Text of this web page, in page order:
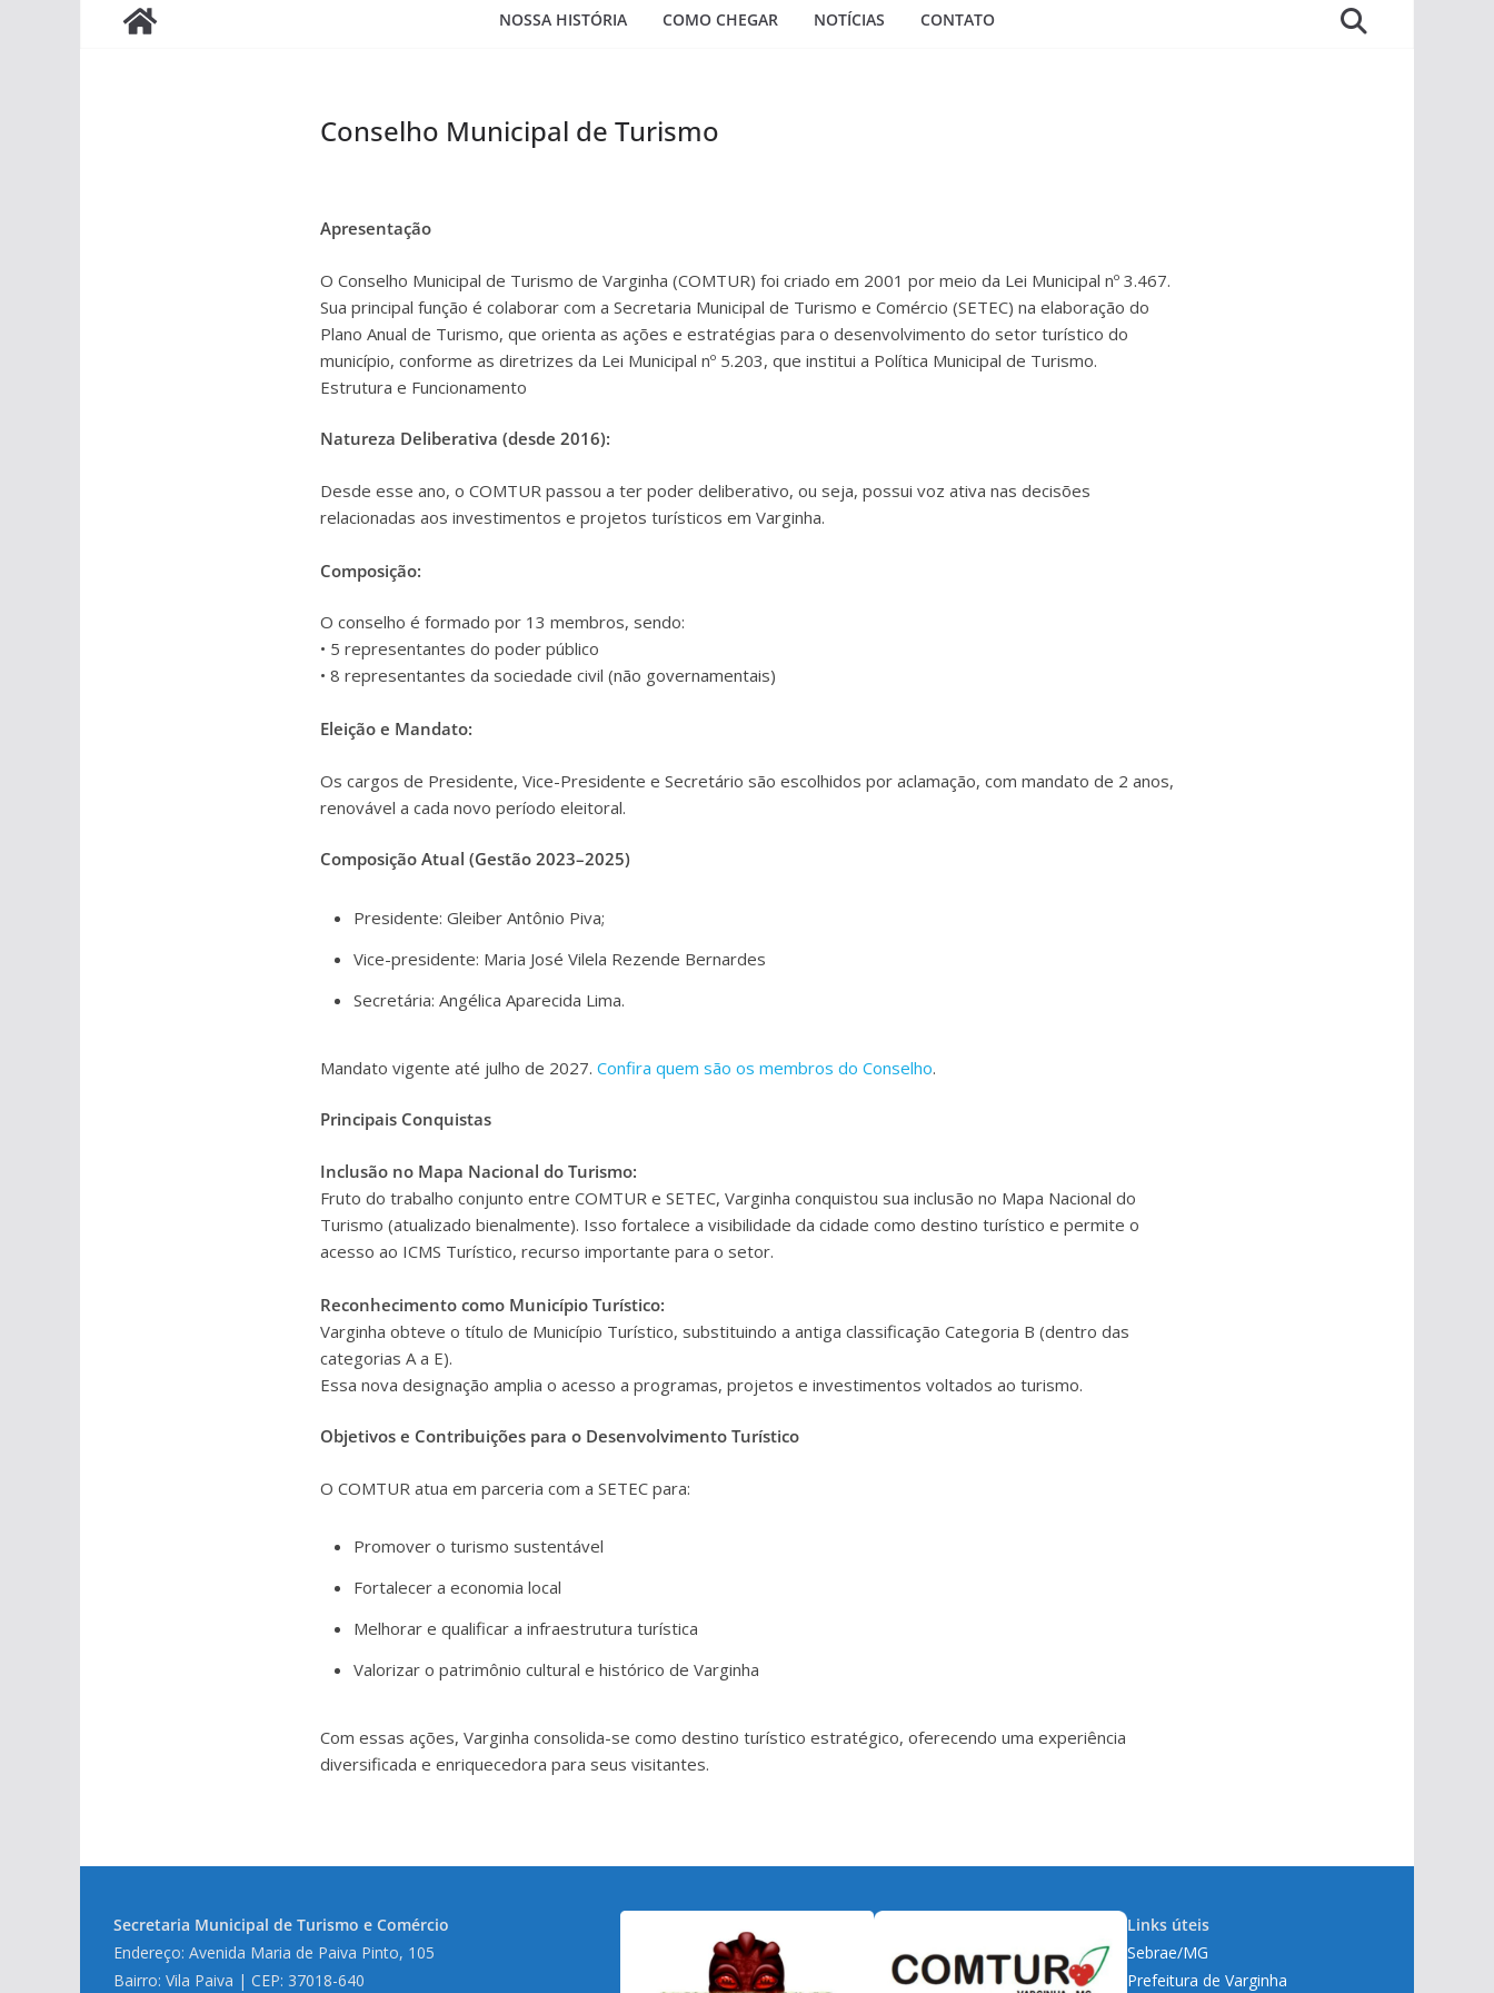
NOSSA HISTÓRIA COMO CHEGAR NOTÍCIAS CONTATO
Conselho Municipal de Turismo
Apresentação
O Conselho Municipal de Turismo de Varginha (COMTUR) foi criado em 2001 por meio da Lei Municipal nº 3.467.
Sua principal função é colaborar com a Secretaria Municipal de Turismo e Comércio (SETEC) na elaboração do
Plano Anual de Turismo, que orienta as ações e estratégias para o desenvolvimento do setor turístico do
município, conforme as diretrizes da Lei Municipal nº 5.203, que institui a Política Municipal de Turismo.
Estrutura e Funcionamento
Natureza Deliberativa (desde 2016):
Desde esse ano, o COMTUR passou a ter poder deliberativo, ou seja, possui voz ativa nas decisões
relacionadas aos investimentos e projetos turísticos em Varginha.
Composição:
O conselho é formado por 13 membros, sendo:
• 5 representantes do poder público
• 8 representantes da sociedade civil (não governamentais)
Eleição e Mandato:
Os cargos de Presidente, Vice-Presidente e Secretário são escolhidos por aclamação, com mandato de 2 anos,
renovável a cada novo período eleitoral.
Composição Atual (Gestão 2023–2025)
Presidente: Gleiber Antônio Piva;
Vice-presidente: Maria José Vilela Rezende Bernardes
Secretária: Angélica Aparecida Lima.
Mandato vigente até julho de 2027. Confira quem são os membros do Conselho.
Principais Conquistas
Inclusão no Mapa Nacional do Turismo:
Fruto do trabalho conjunto entre COMTUR e SETEC, Varginha conquistou sua inclusão no Mapa Nacional do
Turismo (atualizado bienalmente). Isso fortalece a visibilidade da cidade como destino turístico e permite o
acesso ao ICMS Turístico, recurso importante para o setor.
Reconhecimento como Município Turístico:
Varginha obteve o título de Município Turístico, substituindo a antiga classificação Categoria B (dentro das
categorias A a E).
Essa nova designação amplia o acesso a programas, projetos e investimentos voltados ao turismo.
Objetivos e Contribuições para o Desenvolvimento Turístico
O COMTUR atua em parceria com a SETEC para:
Promover o turismo sustentável
Fortalecer a economia local
Melhorar e qualificar a infraestrutura turística
Valorizar o patrimônio cultural e histórico de Varginha
Com essas ações, Varginha consolida-se como destino turístico estratégico, oferecendo uma experiência
diversificada e enriquecedora para seus visitantes.
Secretaria Municipal de Turismo e Comércio
Endereço: Avenida Maria de Paiva Pinto, 105
Bairro: Vila Paiva | CEP: 37018-640
Links úteis
Sebrae/MG
Prefeitura de Varginha